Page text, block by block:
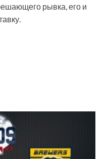
рывка, его и